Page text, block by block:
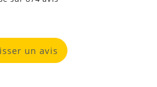
un avis